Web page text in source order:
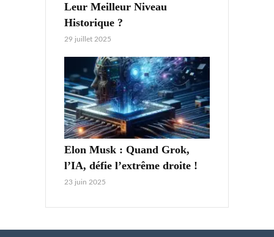
Leur Meilleur Niveau
Historique ?
29 juillet 2025
Elon Musk : Quand Grok,
l’IA, défie l’extrême droite !
23 juin 2025